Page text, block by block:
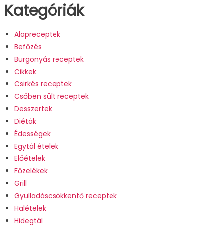
Kategóriák
Alapreceptek
Befőzés
Burgonyás receptek
Cikkek
Csirkés receptek
Csőben sült receptek
Desszertek
Diéták
Édességek
Egytál ételek
Előételek
Főzelékek
Grill
Gyulladáscsökkentő receptek
Halételek
Hidegtál